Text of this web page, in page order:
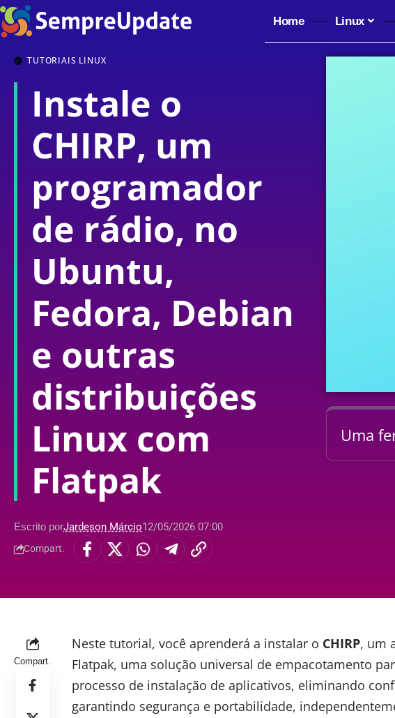
Home Linux
TUTORIAIS LINUX
Instale o
CHIRP, um
programador
de rádio, no
Ubuntu,
Fedora, Debian
e outras
distribuições
Linux com
Flatpak
Escrito porJardeson Márcio12/05/2026 07:00
Compart.
Uma
Compart.
Neste tutorial, você aprenderá a instalar o CHIRP, um
Flatpak, uma solução universal de empacotamento
processo de instalação de aplicativos, eliminando
garantindo segurança e portabilidade,